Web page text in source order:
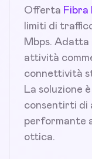
Offerta Fibra
limiti di
Mbps. Adatta
attività
connettività
La soluzione
consentirti di
performante
ottica.